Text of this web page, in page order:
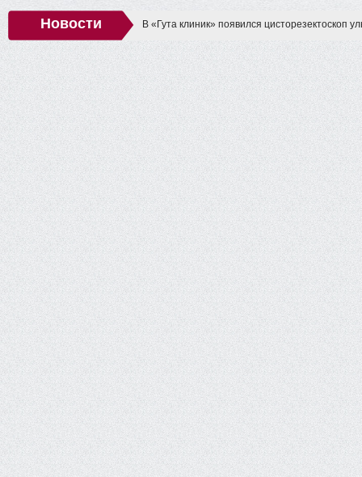
Новости В «Гута клиник» появился цисторезектоскоп